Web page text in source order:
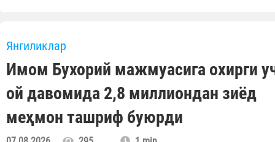
Янгиликлар
Имом Бухорий мажмуасига охирги
ой давомида 2,8 миллиондан зиёд
меҳмон ташриф буюрди